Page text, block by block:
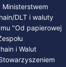
Ministerstwem
DLT i waluty
"Od papierowej
i Walut